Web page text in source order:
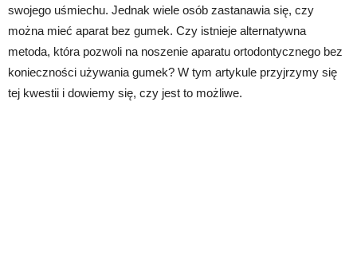
swojego uśmiechu. Jednak wiele osób zastanawia się, czy
można mieć aparat bez gumek. Czy istnieje alternatywna
metoda, która pozwoli na noszenie aparatu ortodontycznego bez
konieczności używania gumek? W tym artykule przyjrzymy się
tej kwestii i dowiemy się, czy jest to możliwe.